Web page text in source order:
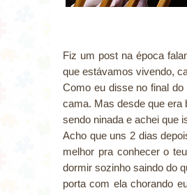
Fiz um post na época
que estávamos vivendo,
Como eu disse no final
cama. Mas desde que
sendo ninada e achei que
Acho que uns 2 dias
melhor pra conhecer o
dormir sozinho saindo do
porta com ela chorando